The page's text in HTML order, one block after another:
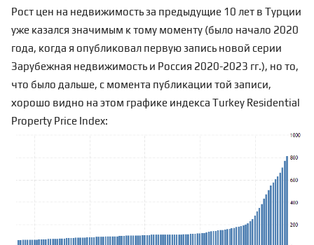
Рост цен на недвижимость за предыдущие 10 лет в Турции
уже казался значимым к тому моменту (было начало 2020
года, когда я опубликовал первую запись новой серии
Зарубежная недвижимость и Россия 2020-2023 гг.), но то,
что было дальше, с момента публикации той записи,
хорошо видно на этом графике индекса Turkey Residential
Property Price Index: